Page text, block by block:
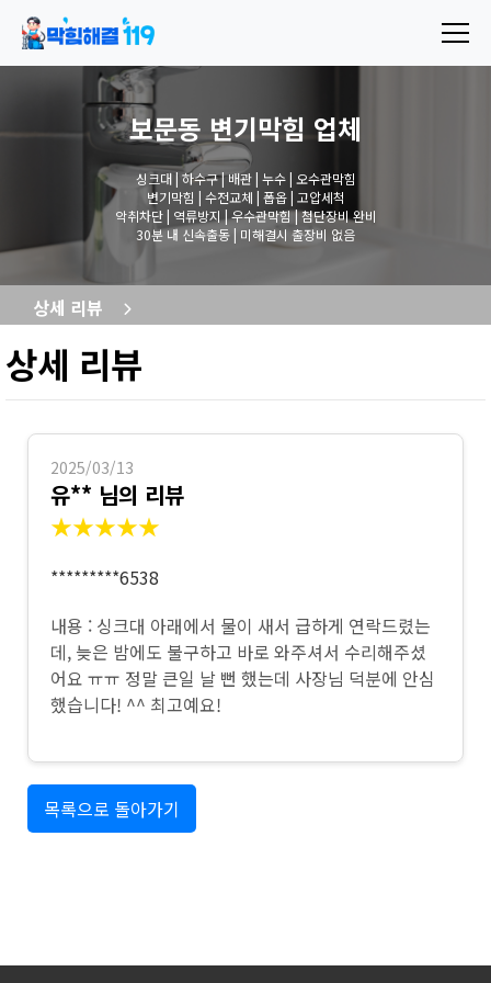
보문동 변기막힘 업체
싱크대 | 하수구 | 배관 | 누수 | 오수관막힘
변기막힘 | 수전교체 | 폽옵 | 고압세척
악취차단 | 역류방지 | 우수관막힘 | 첨단장비 완비
30분 내 신속출동 | 미해결시 출장비 없음
상세 리뷰
상세 리뷰
2025/03/13
유** 님의 리뷰
★★★★★
*********6538
내용 : 싱크대 아래에서 물이 새서 급하게 연락드렸는
데, 늦은 밤에도 불구하고 바로 와주셔서 수리해주셨
어요 ㅠㅠ 정말 큰일 날 뻔 했는데 사장님 덕분에 안심
했습니다! ^^ 최고예요!
목록으로 돌아가기